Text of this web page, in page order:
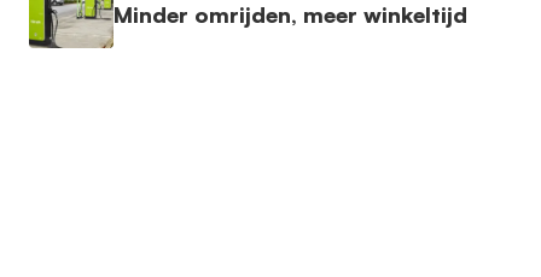
Minder omrijden, meer winkeltijd